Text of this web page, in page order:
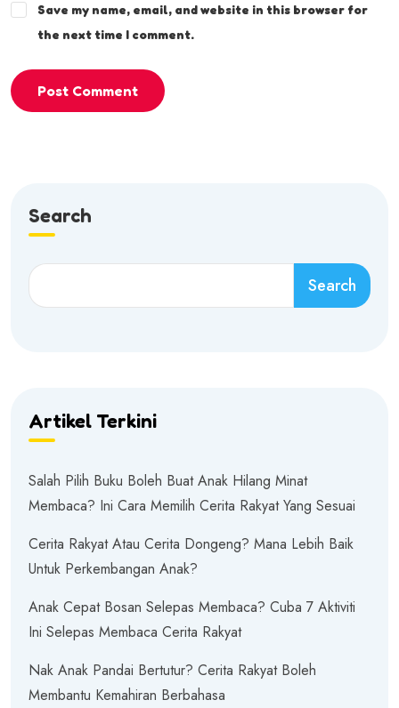
Save my name, email, and website in this browser for
the next time I comment.
Post Comment
Search
Search
Artikel Terkini
Salah Pilih Buku Boleh Buat Anak Hilang Minat
Membaca? Ini Cara Memilih Cerita Rakyat Yang Sesuai
Cerita Rakyat Atau Cerita Dongeng? Mana Lebih Baik
Untuk Perkembangan Anak?
Anak Cepat Bosan Selepas Membaca? Cuba 7 Aktiviti
Ini Selepas Membaca Cerita Rakyat
Nak Anak Pandai Bertutur? Cerita Rakyat Boleh
Membantu Kemahiran Berbahasa